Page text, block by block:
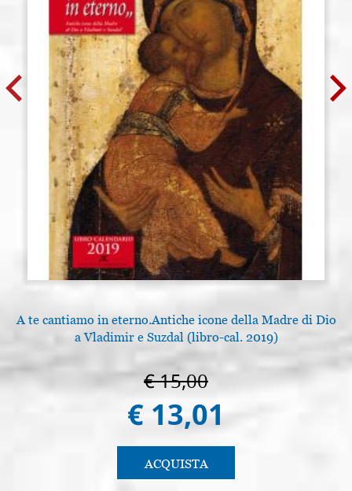
A te cantiamo in eterno.Antiche icone della Madre di Dio
a Vladimir e Suzdal (libro-cal. 2019)
€ 15,00
€ 13,01
ACQUISTA